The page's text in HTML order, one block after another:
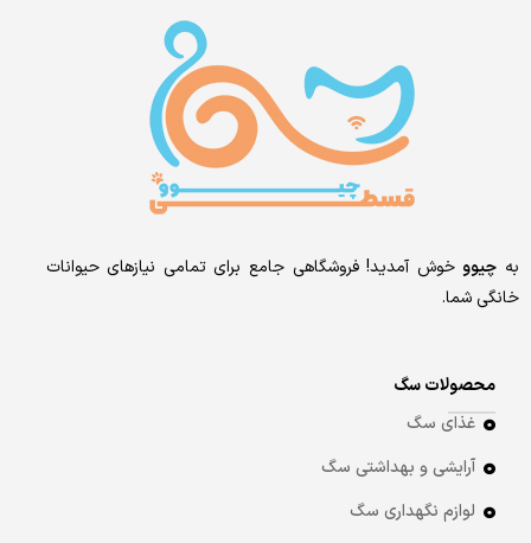
به چیوو خوش آمدید! فروشگاهی جامع برای تمامی نیازهای حیوانات
خانگی شما.
محصولات سگ
غذای سگ
آرایشی و بهداشتی سگ
لوازم نگهداری سگ